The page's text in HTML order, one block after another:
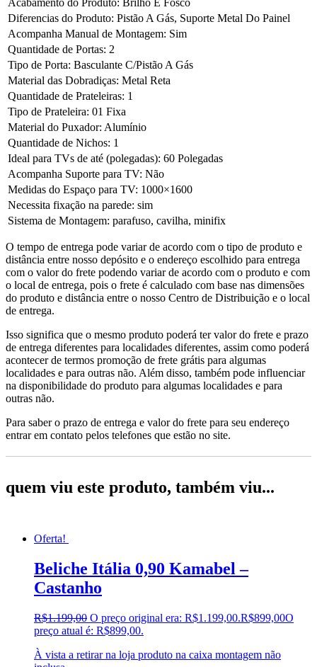
Diferencias do Produto: Pistão A Gás, Suporte Metal Do Painel
Acompanha Manual de Montagem: Sim
Quantidade de Portas: 2
Tipo de Porta: Basculante C/Pistão A Gás
Material das Dobradiças: Metal Reta
Quantidade de Prateleiras: 1
Tipo de Prateleira: 01 Fixa
Material do Puxador: Alumínio
Quantidade de Nichos: 1
Ideal para TVs de até (polegadas): 60 Polegadas
Acompanha Suporte para TV: Não
Medidas do Espaço para TV: 1000×1600
Necessita fixação na parede: sim
Sistema de Montagem: parafuso, cavilha, minifix
O tempo de entrega pode variar de acordo com o tipo de produto e
distância entre nosso depósito e o endereço escolhido para entrega
com o valor do frete podendo variar de acordo com o produto e com
o local de entrega, pois o frete é calculado com base nas dimensões
do produto e distância entre o nosso Centro de Distribuição e o local
de entrega.
Isso significa que o mesmo produto poderá ter valor do frete e prazo
de entrega diferentes para localidades diferentes, assim como poderá
acontecer de termos promoção de frete grátis para algumas
localidades e para outras não. Além disso, também pode influenciar
na disponibilidade do produto para algumas localidades e para
outras não.
Para saber o prazo de entrega e valor do frete para seu endereço
entrar em contato pelos telefones que estão no site.
quem viu este produto, também viu...
Oferta!
Beliche Itália 0,90 Kamabel –
Castanho
R$1.199,00 O preço original era: R$1.199,00.R$899,00O
preço atual é: R$899,00.
À vista a retirar na loja produto na caixa montagem não